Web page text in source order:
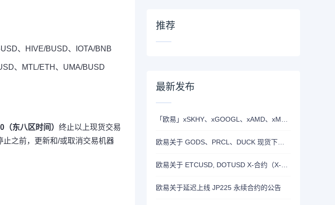
、HIVE/BUSD、IOTA/BNB
、MTL/ETH、UMA/BUSD
东八区时间） 终止以上现货交易
之前，更新和/或取消交易机器
推荐
最新发布
欧易关于延迟上线 JP225 永续合约的公告